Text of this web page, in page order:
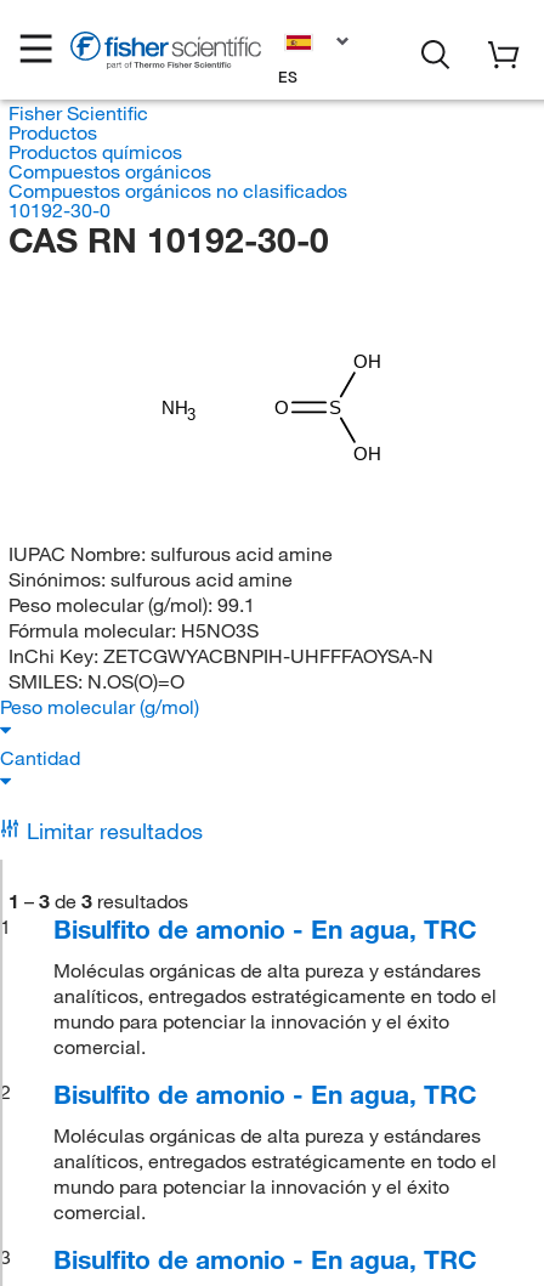
ES
Fisher Scientific
Productos
Productos químicos
Compuestos orgánicos
Compuestos orgánicos no clasificados
10192-30-0
CAS RN 10192-30-0
NH3
OH
S
OH
O
IUPAC Nombre: sulfurous acid amine
Sinónimos: sulfurous acid amine
Peso molecular (g/mol): 99.1
Fórmula molecular: H5NO3S
InChi Key: ZETCGWYACBNPIH-UHFFFAOYSA-N
SMILES: N.OS(O)=O
Peso molecular (g/mol)
Cantidad
Limitar resultados
1 – 3 de 3 resultados
1
Bisulfito de amonio - En agua, TRC
Moléculas orgánicas de alta pureza y estándares
analíticos, entregados estratégicamente en todo el
mundo para potenciar la innovación y el éxito
comercial.
2
Bisulfito de amonio - En agua, TRC
Moléculas orgánicas de alta pureza y estándares
analíticos, entregados estratégicamente en todo el
mundo para potenciar la innovación y el éxito
comercial.
3
Bisulfito de amonio - En agua, TRC